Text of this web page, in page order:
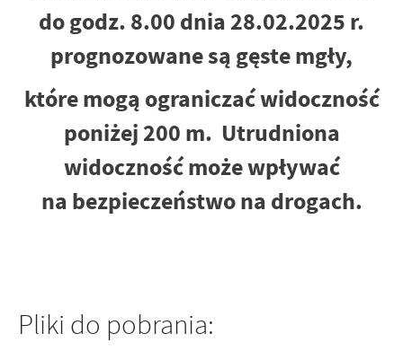
do godz. 8.00 dnia 28.02.2025 r.
prognozowane są gęste mgły,
które mogą ograniczać widoczność
poniżej 200 m. Utrudniona
widoczność może wpływać
na bezpieczeństwo na drogach.
Pliki do pobrania: